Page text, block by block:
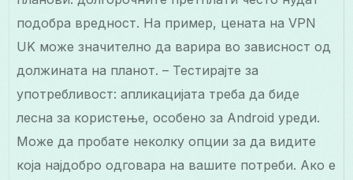
подобра вредност. На пример, цената на VPN
UK може значително да варира во зависност од
должината на планот. – Тестирајте за
употребливост: апликацијата треба да биде
лесна за користење, особено за Android уреди.
Може да пробате неколку опции за да видите
која најдобро одговара на вашите потреби. Ако е